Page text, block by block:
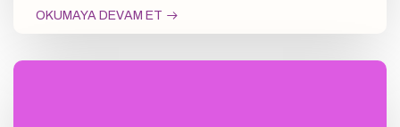
OKUMAYA DEVAM ET